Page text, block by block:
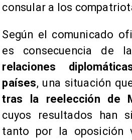
consular a los
Según el comunicado
es consecuencia de
relaciones
países, una situación
tras la reelección de
cuyos resultados han
tanto por la oposición